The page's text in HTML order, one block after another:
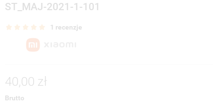
ST_MAJ-2021-1-101
1 recenzje
40,00 zł
Brutto